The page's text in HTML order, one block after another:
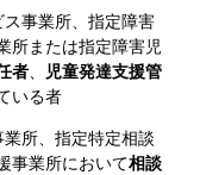
事業所、指定障害
所または指定障害児
者、
児童発達支援管
いる者
所、指定特定相談
事業所において相談